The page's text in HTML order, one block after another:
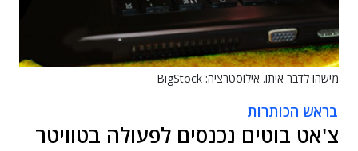
מישהו לדבר איתו. אילוסטרציה: BigStock
בראש הכותרות
צ'אט בוטים נכנסים לפעולה בטוויטר